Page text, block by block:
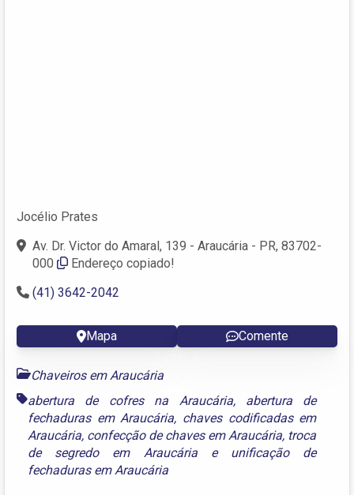
Jocélio Prates
Av. Dr. Victor do Amaral, 139 - Araucária - PR, 83702-
000
Endereço copiado!
(41) 3642-2042
Mapa Comente
Chaveiros em Araucária
abertura de cofres na Araucária, abertura de
fechaduras em Araucária, chaves codificadas em
Araucária, confecção de chaves em Araucária, troca
de segredo em Araucáriae unificação de
fechaduras em Araucária